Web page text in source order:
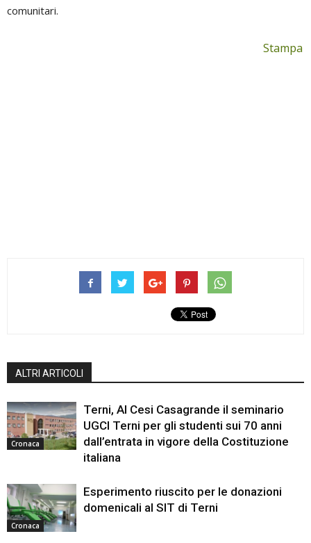
comunitari.
Stampa
ALTRI ARTICOLI
Cronaca
Terni, Al Cesi Casagrande il seminario
UGCI Terni per gli studenti sui 70 anni
dall’entrata in vigore della Costituzione
italiana
Cronaca
Esperimento riuscito per le donazioni
domenicali al SIT di Terni